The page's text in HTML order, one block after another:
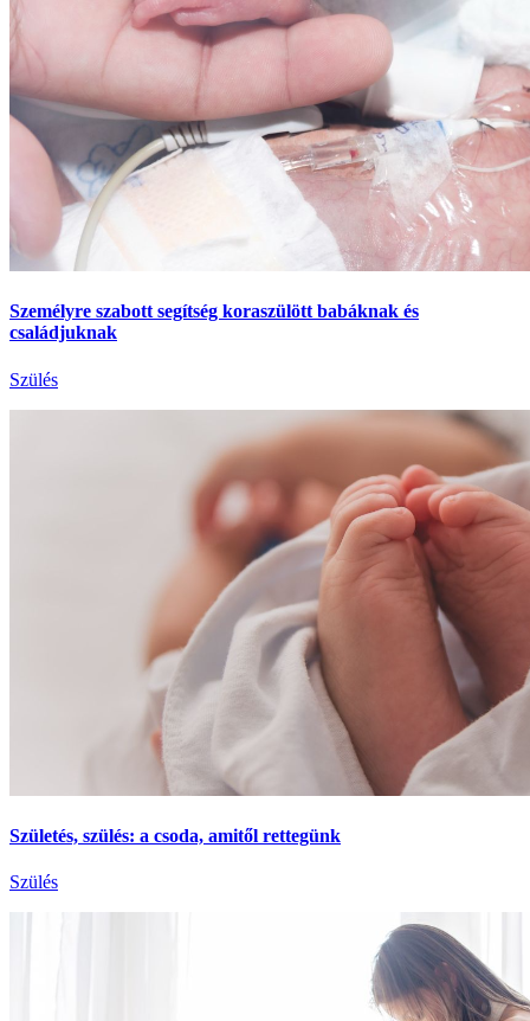
Személyre szabott segítség koraszülött babáknak és
családjuknak
Szülés
Születés, szülés: a csoda, amitől rettegünk
Szülés